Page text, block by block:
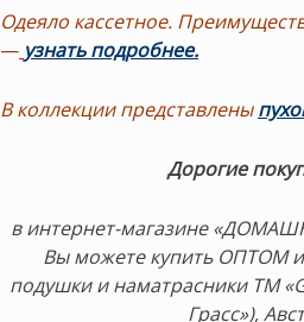
Одеяло кассетное.
— узнать подробнее.
В коллекции представлены
Дорогие
в интернет-магазине
Вы можете купить ОПТОМ
подушки и наматрасники ТМ
Грасс»),